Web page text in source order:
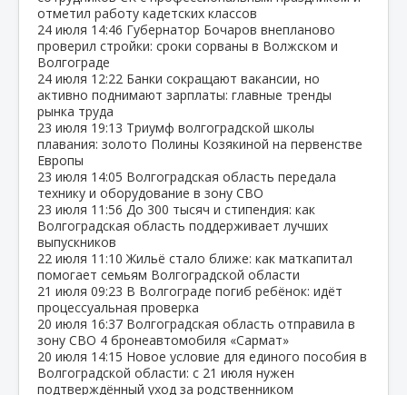
отметил работу кадетских классов
24 июля 14:46 Губернатор Бочаров внепланово
проверил стройки: сроки сорваны в Волжском и
Волгограде
24 июля 12:22 Банки сокращают вакансии, но
активно поднимают зарплаты: главные тренды
рынка труда
23 июля 19:13 Триумф волгоградской школы
плавания: золото Полины Козякиной на первенстве
Европы
23 июля 14:05 Волгоградская область передала
технику и оборудование в зону СВО
23 июля 11:56 До 300 тысяч и стипендия: как
Волгоградская область поддерживает лучших
выпускников
22 июля 11:10 Жильё стало ближе: как маткапитал
помогает семьям Волгоградской области
21 июля 09:23 В Волгограде погиб ребёнок: идёт
процессуальная проверка
20 июля 16:37 Волгоградская область отправила в
зону СВО 4 бронеавтомобиля «Сармат»
20 июля 14:15 Новое условие для единого пособия в
Волгоградской области: с 21 июля нужен
подтверждённый уход за родственником